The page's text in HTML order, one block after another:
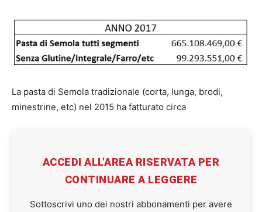
La pasta di Semola tradizionale (corta, lunga, brodi,
minestrine, etc) nel 2015 ha fatturato circa
ACCEDI ALL'AREA RISERVATA PER
CONTINUARE A LEGGERE
Sottoscrivi uno dei nostri abbonamenti per avere